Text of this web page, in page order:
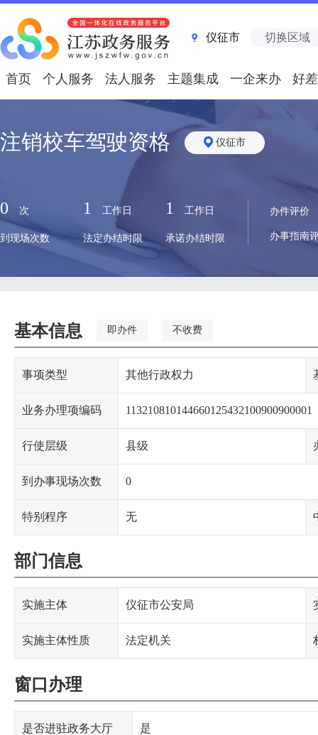
仪征市 切换区域
首页 个人服务 法人服务 主题集成 一企来办 好
注销校车驾驶资格 仪征市
0 次
到现场次数
1 工作日
法定办结时限
1 工作日
承诺办结时限
办件评价
办事指南
基本信息 即办件 不收费
事项类型 其他行政权力
业务办理项编码 113210810144660125432100900900001
行使层级 县级
到办事现场次数 0
特别程序 无
部门信息
实施主体 仪征市公安局
实施主体性质 法定机关
窗口办理
是否进驻政务大厅 是